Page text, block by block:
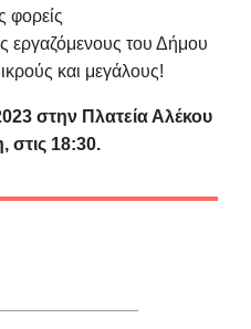
φορείς
εργαζόμενους του Δήμου
και μεγάλους!
στην Πλατεία Αλέκου
στις 18:30.